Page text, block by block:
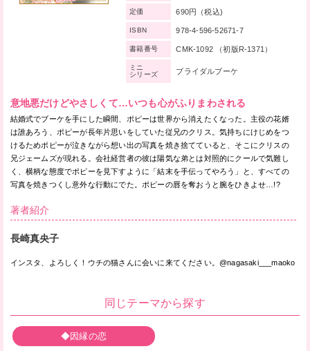
意地悪だけどやさしくて…いつも心がふりまわされる
結婚式でブーケを手にした瞬間、ポピーは世界から消えたくなった。主役の花婿
は誰あろう、ポピーが長年片思いをしていた従兄のクリス。気持ちにけじめをつ
けるためポピーが泣きながら想い出の写真を焼き捨てていると、そこにクリスの
兄ジェームズが現れる。会社経営者の彼は陽気な弟とは対照的にクールで気難し
く、横柄な態度でポピーを見下すように「結末を手伝ってやろう」と、すべての
写真を焼きつくし意外な行動にでた。ポピーの唇を奪おうと腕をひきよせ…!?
定価 690円（税込)
ISBN 978-4-596-52671-7
書籍番号 CMK-1092 （初版R-1371）
ミニ
シリーズ
ブライダルブーケ
著者紹介
長崎真央子
インスタ、よろしく！ウチの猫さんに会いに来てください。@nagasaki___maoko
同じテーマから探す
◆因縁の恋